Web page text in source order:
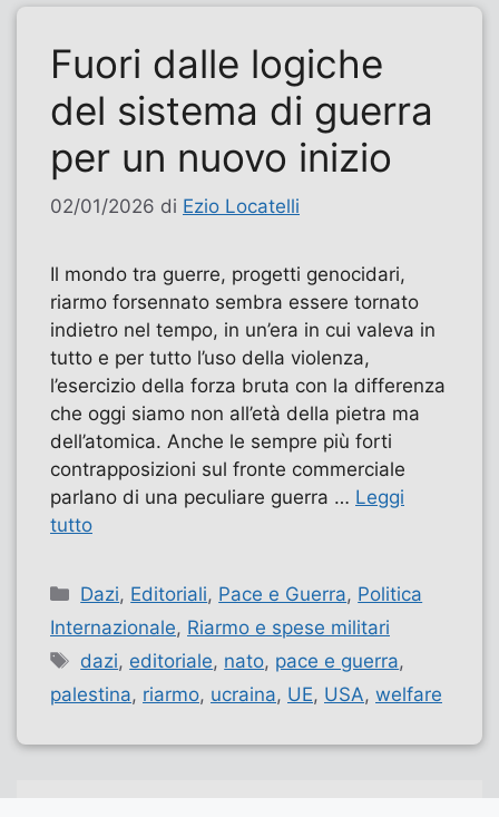
Fuori dalle logiche
del sistema di guerra
per un nuovo inizio
02/01/2026 di Ezio Locatelli
Il mondo tra guerre, progetti genocidari,
riarmo forsennato sembra essere tornato
indietro nel tempo, in un’era in cui valeva in
tutto e per tutto l’uso della violenza,
l’esercizio della forza bruta con la differenza
che oggi siamo non all’età della pietra ma
dell’atomica. Anche le sempre più forti
contrapposizioni sul fronte commerciale
parlano di una peculiare guerra … Leggi
tutto
Categorie
Dazi, Editoriali, Pace e Guerra, Politica
Internazionale, Riarmo e spese militari
Tag
dazi, editoriale, nato, pace e guerra,
palestina, riarmo, ucraina, UE, USA, welfare